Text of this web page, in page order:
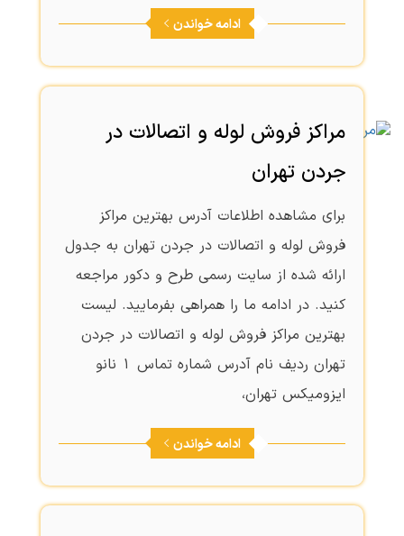
ادامه خواندن
مراکز فروش لوله و اتصالات در
جردن تهران
برای مشاهده اطلاعات آدرس بهترین مراکز
فروش لوله و اتصالات در جردن تهران به جدول
ارائه شده از سایت رسمی طرح و دکور مراجعه
کنید. در ادامه ما را همراهی بفرمایید. لیست
بهترین مراکز فروش لوله و اتصالات در جردن
تهران ردیف نام آدرس شماره تماس 1 نانو
ایزومیکس تهران،
ادامه خواندن